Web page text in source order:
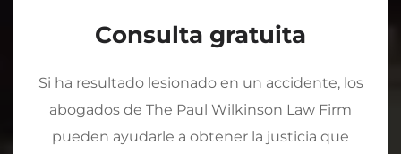
Consulta gratuita
Si ha resultado lesionado en un accidente, los
abogados de The Paul Wilkinson Law Firm
pueden ayudarle a obtener la justicia que